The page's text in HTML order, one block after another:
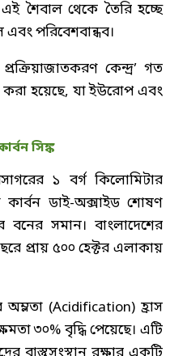
এই শৈবাল থেকে তৈরি হচ্ছে
এবং পরিবেশবান্ধব।
কেন্দ্র’ গত
করা হয়েছে, যা ইউরোপ এবং
সিঙ্ক
১ বর্গ কিলোমিটার
কার্বন ডাই-অক্সাইড শোষণ
সমান। বাংলাদেশের
প্রায় ৫০০ হেক্টর এলাকায়
(Acidification) হ্রাস
৩০% বৃদ্ধি পেয়েছে। এটি